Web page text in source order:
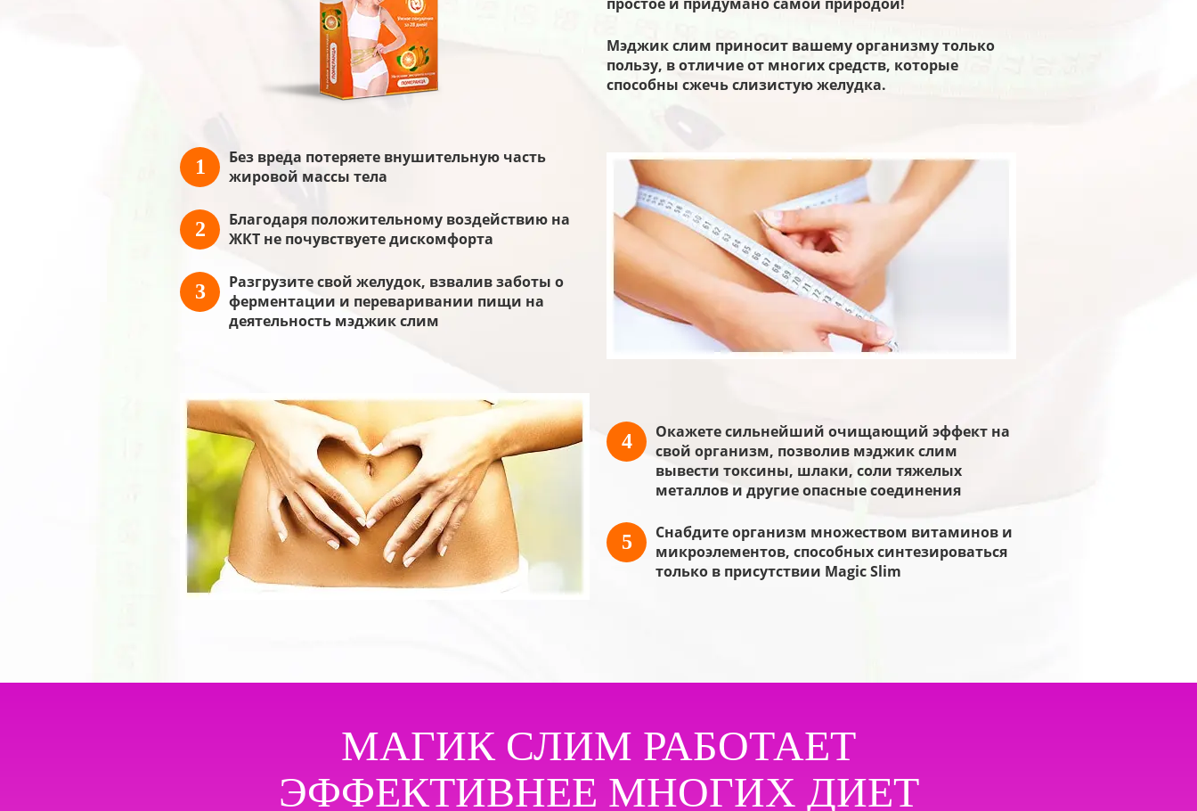
1
Без вреда потеряете внушительную часть
жировой массы тела
2
Благодаря положительному воздействию на
ЖКТ не почувствуете дискомфорта
3
Разгрузите свой желудок, взвалив заботы о
ферментации и переваривании пищи на
деятельность мэджик слим
Мэджик слим приносит вашему организму только
пользу, в отличие от многих средств, которые
способны сжечь слизистую желудка.
4
Окажете сильнейший очищающий эффект на
свой организм, позволив мэджик слим
вывести токсины, шлаки, соли тяжелых
металлов и другие опасные соединения
5
Снабдите организм множеством витаминов и
микроэлементов, способных синтезироваться
только в присутствии Magic Slim
МАГИК СЛИМ РАБОТАЕТ
ЭФФЕКТИВНЕЕ МНОГИХ ДИЕТ